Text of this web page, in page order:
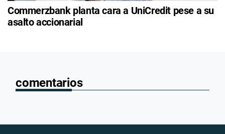
Commerzbank planta cara a UniCredit pese a su
asalto accionarial
comentarios